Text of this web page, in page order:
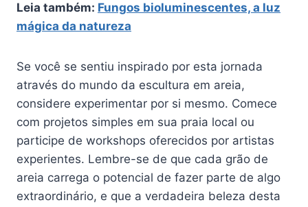
Leia também: Fungos bioluminescentes, a luz
mágica da natureza
Se você se sentiu inspirado por esta jornada
através do mundo da escultura em areia,
considere experimentar por si mesmo. Comece
com projetos simples em sua praia local ou
participe de workshops oferecidos por artistas
experientes. Lembre-se de que cada grão de
areia carrega o potencial de fazer parte de algo
extraordinário, e que a verdadeira beleza desta